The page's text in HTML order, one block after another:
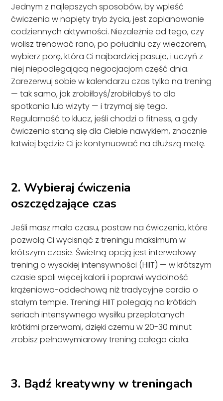
Jednym z najlepszych sposobów, by wpleść
ćwiczenia w napięty tryb życia, jest zaplanowanie
codziennych aktywności. Niezależnie od tego, czy
wolisz trenować rano, po południu czy wieczorem,
wybierz porę, która Ci najbardziej pasuje, i uczyń z
niej niepodlegającą negocjacjom część dnia.
Zarezerwuj sobie w kalendarzu czas tylko na trening
— tak samo, jak zrobiłbyś/zrobiłabyś to dla
spotkania lub wizyty — i trzymaj się tego.
Regularność to klucz, jeśli chodzi o fitness, a gdy
ćwiczenia staną się dla Ciebie nawykiem, znacznie
łatwiej będzie Ci je kontynuować na dłuższą metę.
2. Wybieraj ćwiczenia
oszczędzające czas
Jeśli masz mało czasu, postaw na ćwiczenia, które
pozwolą Ci wycisnąć z treningu maksimum w
krótszym czasie. Świetną opcją jest interwałowy
trening o wysokiej intensywności (HIIT) — w krótszym
czasie spali więcej kalorii i poprawi wydolność
krążeniowo-oddechową niż tradycyjne cardio o
stałym tempie. Treningi HIIT polegają na krótkich
seriach intensywnego wysiłku przeplatanych
krótkimi przerwami, dzięki czemu w 20-30 minut
zrobisz pełnowymiarowy trening całego ciała.
3. Bądź kreatywny w treningach